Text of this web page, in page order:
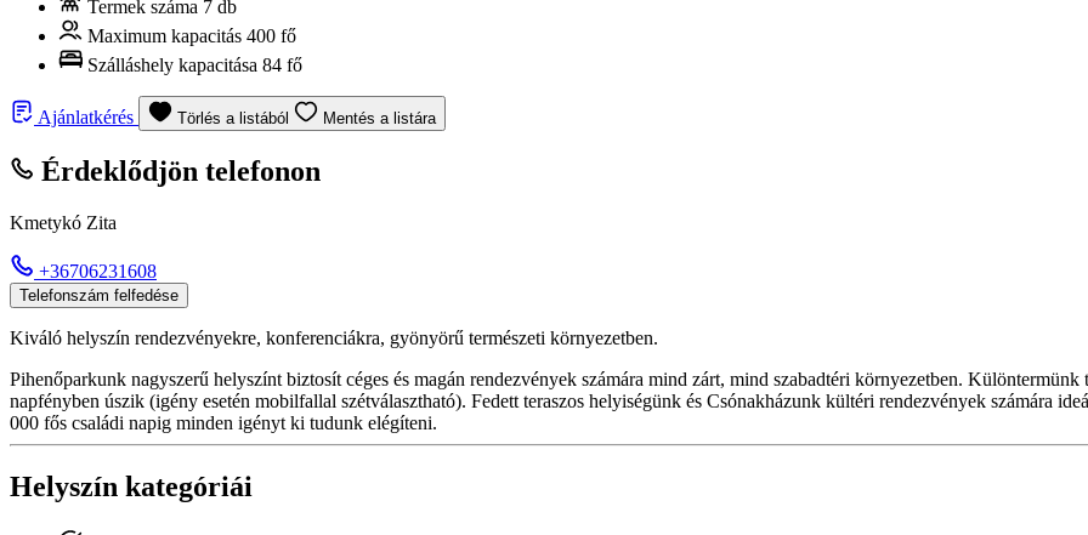
Termek száma 7 db
Maximum kapacitás 400 fő
Szálláshely kapacitása 84 fő
Ajánlatkérés Törlés a listából Mentés a listára
Érdeklődjön telefonon
Kmetykó Zita
+36706231608
Telefonszám felfedése
Kiváló helyszín rendezvényekre, konferenciákra, gyönyörű természeti környezetben.
Pihenőparkunk nagyszerű helyszínt biztosít céges és magán rendezvények számára mind zárt, mind szabadtéri környezetben.
napfényben úszik (igény esetén mobilfallal szétválasztható). Fedett teraszos helyiségünk és Csónakházunk kültéri rendezvények számára
000 fős családi napig minden igényt ki tudunk elégíteni.
Helyszín kategóriái